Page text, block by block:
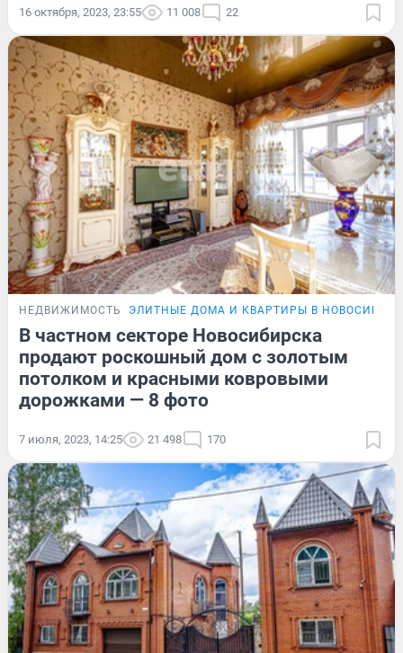
16 октября, 2023, 23:55 11 008 22
НЕДВИЖИМОСТЬ ЭЛИТНЫЕ ДОМА И КВАРТИРЫ В
В частном секторе Новосибирска
продают роскошный дом с золотым
потолком и красными ковровыми
дорожками — 8 фото
7 июля, 2023, 14:25 21 498 170